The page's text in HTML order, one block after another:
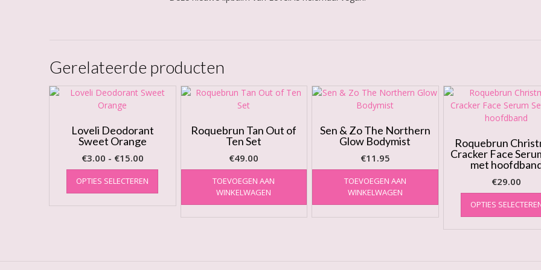
Gerelateerde producten
Loveli Deodorant
Sweet Orange
€3.00 - €15.00Prijsklasse:
€3.00
tot
€15.00
OPTIES SELECTEREN
Dit
heeft
meerdere
variaties.
Roquebrun Tan Out of
Ten Set
€49.00
TOEVOEGEN AAN
WINKELWAGEN
Sen & Zo The Northern
Glow Bodymist
€11.95
TOEVOEGEN AAN
WINKELWAGEN
Roquebrun
Cracker Face
met
€29.00
OPTIES